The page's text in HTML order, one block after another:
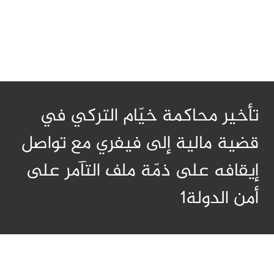
تأخير محاكمة خيّام التركي في
قضية مالية إلى فيفري مع تواصل
إيقافه على ذمّة ملف التآمر على
أمن الدولة1